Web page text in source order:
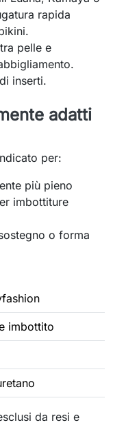
rapida
pelle e
inserti.
adatti
per:
più pieno
imbottiture
o forma
imbottito
da resi e